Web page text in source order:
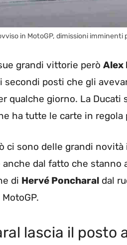
in MotoGP, dimissioni
grandi vittorie però Alex
secondi posti che gli
qualche giorno. La
ha tutte le carte in regola
ci sono delle grandi
anche dal fatto che
di Hervé Poncharal dal
lascia il posto